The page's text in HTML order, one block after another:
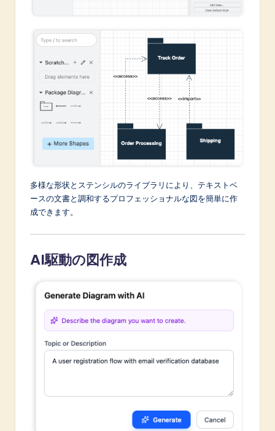
多様な形状とステンシルのライブラリにより、テキストベ
ースの文書と調和するプロフェッショナルな図を簡単に作
成できます。
AI駆動の図作成